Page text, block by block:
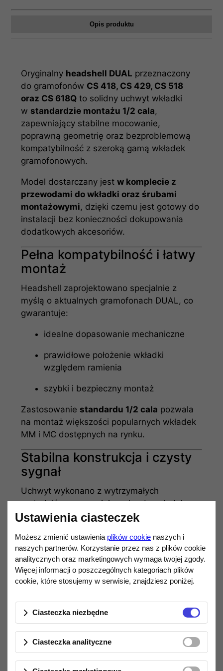
Opis produktu
Oryginalny headshell DUAL przeznaczony
do gramofonów CS 418, CS 429, CS 518
oraz CS 618Q to solidny uchwyt wkładki
w standardzie montażu 1/2 cala,
zapewniający stabilne mocowanie,
poprawną geometrię oraz bezproblemową
kompatybilność z szeroką gamą wkładek
gramofonowych.
Model dostarczany jestw komplecie z
przewodami do wkładki oraz śrubami
montażowymi, dzięki czemu jest gotowy do
instalacji bez konieczności dokupowania
dodatkowych akcesoriów.
Pełna kompatybilność i łatwy
montaż
Headshell zaprojektowano specjalnie z
myślą o aktualnych gramofonach DUAL, co
gwarantuje:
idealne dopasowanie mechaniczne
prawidłowe położenie wkładki
względem ramienia
szybki i bezpieczny montaż
Zastosowanie standardu 1/2 cala pozwala
na montaż większości popularnych wkładek
MM i MC dostępnych na rynku.
Stabilna konstrukcja i czysty
sygnał
Uchwyt wykonano z wytrzymałych
materiałów, zapewniających odpowiednią
sztywność przy zachowaniu niskiej masy.
sygnałoweumożliwiają poprawne
podłączenie wkładki i stabilną transmisję
sygnału z minimalnymi stratami.
To rozwiązanie dedykowane zarówno:
wymianie zużytego headshella
wkładkido jednego ramienia.
Najważniejsze cechy
Ustawienia ciasteczek
Możesz zmienić ustawienia plików cookie naszych i
naszych partnerów. Korzystanie przez nas z plików cookie
analitycznych oraz marketingowych wymaga twojej zgody.
Więcej informacji o poszczególnych kategoriach plików
cookie, które stosujemy w serwisie, znajdziesz poniżej.
Ciasteczka niezbędne
Ciasteczka analityczne